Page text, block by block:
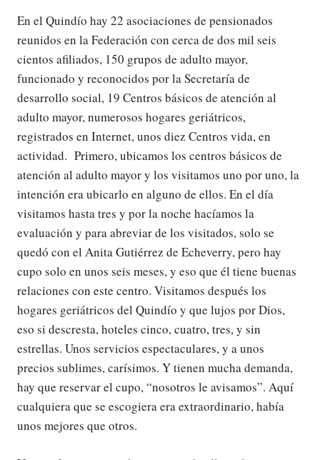
En el Quindío hay 22 asociaciones de pensionados
reunidos en la Federación con cerca de dos mil seis
cientos afiliados, 150 grupos de adulto mayor,
funcionado y reconocidos por la Secretaría de
desarrollo social, 19 Centros básicos de atención al
adulto mayor, numerosos hogares geriátricos,
registrados en Internet, unos diez Centros vida, en
actividad. Primero, ubicamos los centros básicos de
atención al adulto mayor y los visitamos uno por uno, la
intención era ubicarlo en alguno de ellos. En el día
visitamos hasta tres y por la noche hacíamos la
evaluación y para abreviar de los visitados, solo se
quedó con el Anita Gutiérrez de Echeverry, pero hay
cupo solo en unos seis meses, y eso que él tiene buenas
relaciones con este centro. Visitamos después los
hogares geriátricos del Quindío y que lujos por Dios,
eso si descresta, hoteles cinco, cuatro, tres, y sin
estrellas. Unos servicios espectaculares, y a unos
precios sublimes, carísimos. Y tienen mucha demanda,
hay que reservar el cupo, “nosotros le avisamos”. Aquí
cualquiera que se escogiera era extraordinario, había
unos mejores que otros.